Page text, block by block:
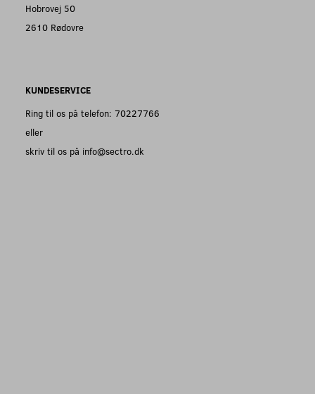
Hobrovej 50
2610 Rødovre
KUNDESERVICE
Ring til os på telefon: 70227766
eller
skriv til os på info@sectro.dk